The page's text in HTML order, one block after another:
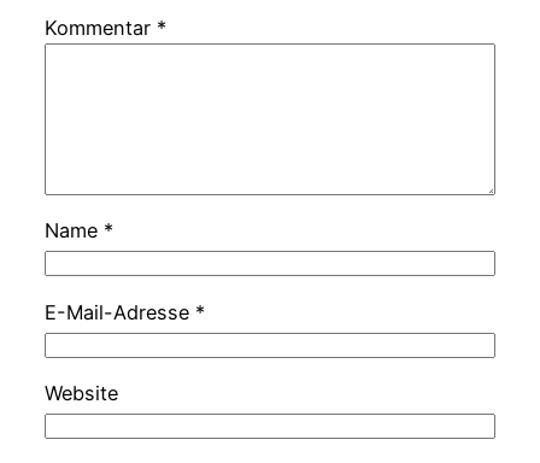
Kommentar *
Name *
E-Mail-Adresse *
Website